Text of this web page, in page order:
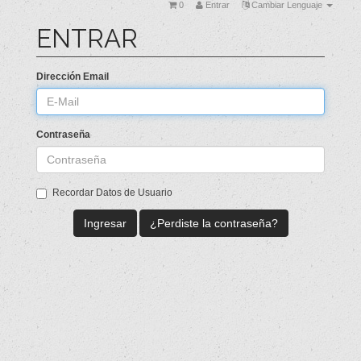
Cambiar Lenguaje
Entrar
0
ENTRAR
Dirección Email
Contraseña
Recordar Datos de Usuario
¿Perdiste la contraseña?